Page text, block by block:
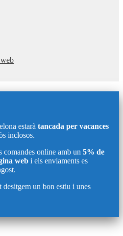
estarà tancada per vacances
inclosos.
comandes online amb un 5% de
web i els enviaments es
un bon estiu i unes